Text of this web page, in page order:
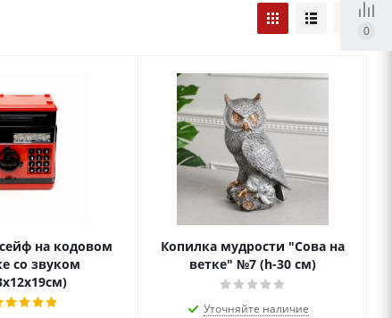
на кодовом
со звуком
Копилка мудрости "Сова на
ветке" №7 (h-30 см)
Уточняйте наличие
0